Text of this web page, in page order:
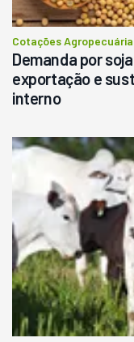
Cotações
Demanda por
exportação e
interno